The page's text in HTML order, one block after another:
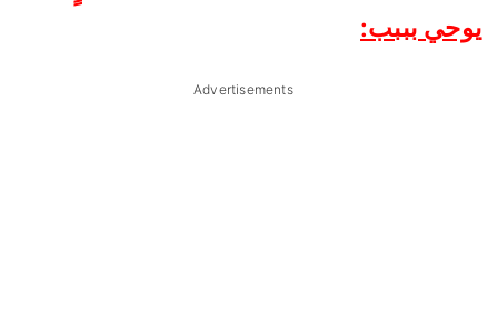
يوحي بببب:
Advertisements